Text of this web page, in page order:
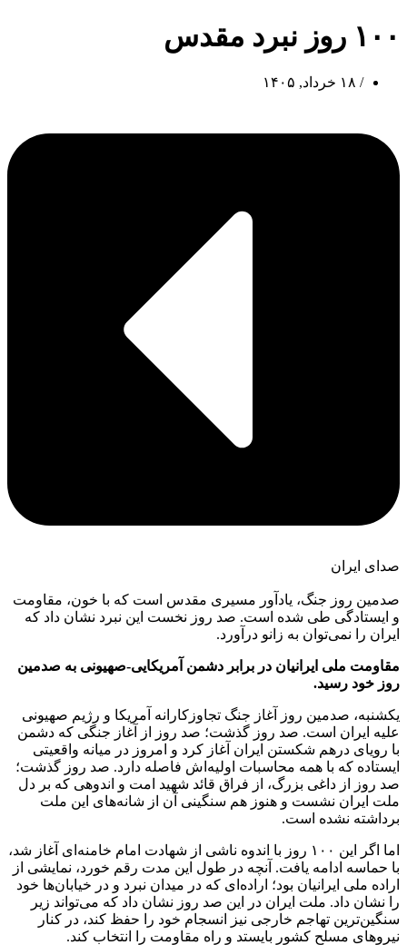
۱۰۰ روز نبرد مقدس
/ ۱۸ خرداد, ۱۴۰۵
صدای ایران
صدمین روز جنگ، یادآور مسیری مقدس است که با خون، مقاومت
و ایستادگی طی شده است. صد روز نخست این نبرد نشان داد که
ایران را نمی‌توان به زانو درآورد.
مقاومت ملی ایرانیان در برابر دشمن آمریکایی-صهیونی به صدمین
روز خود رسید.
یکشنبه، صدمین روز آغاز جنگ تجاوزکارانه آمریکا و رژیم صهیونی
علیه ایران است. صد روز گذشت؛ صد روز از آغاز جنگی که دشمن
با رویای درهم شکستن ایران آغاز کرد و امروز در میانه واقعیتی
ایستاده که با همه محاسبات اولیه‌اش فاصله دارد. صد روز گذشت؛
صد روز از داغی بزرگ، از فراق قائد شهید امت و اندوهی که بر دل
ملت ایران نشست و هنوز هم سنگینی آن از شانه‌های این ملت
برداشته نشده است.
اما اگر این ۱۰۰ روز با اندوه ناشی از شهادت امام خامنه‌ای آغاز شد،
با حماسه ادامه یافت. آنچه در طول این مدت رقم خورد، نمایشی از
اراده ملی ایرانیان بود؛ اراده‌ای که در میدان نبرد و در خیابان‌ها خود
را نشان داد. ملت ایران در این صد روز نشان داد که می‌تواند زیر
سنگین‌ترین تهاجم خارجی نیز انسجام خود را حفظ کند، در کنار
نیروهای مسلح کشور بایستد و راه مقاومت را انتخاب کند.